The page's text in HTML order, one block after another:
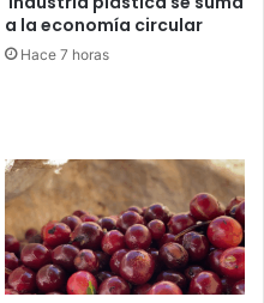
a la economía circular
Hace 7 horas